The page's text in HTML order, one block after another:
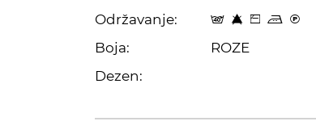
Održavanje:
t 8 Z p C
Boja:
ROZE
Dezen: